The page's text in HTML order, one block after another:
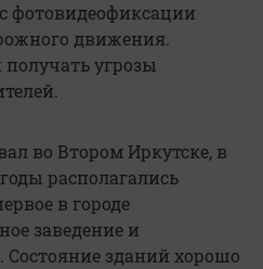
фотовидеофиксации
движения.
угрозы
во Втором Иркутске, в
располагались
в городе
заведение и
зданий хорошо